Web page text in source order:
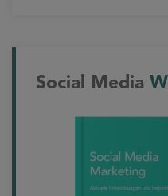
Social Media